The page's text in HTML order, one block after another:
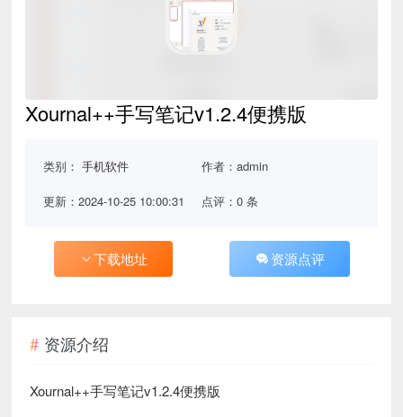
Xournal++手写笔记v1.2.4便携版
类别：手机软件 作者：admin
更新：2024-10-25 10:00:31 点评：0 条
下载地址 资源点评
资源介绍
Xournal++手写笔记v1.2.4便携版